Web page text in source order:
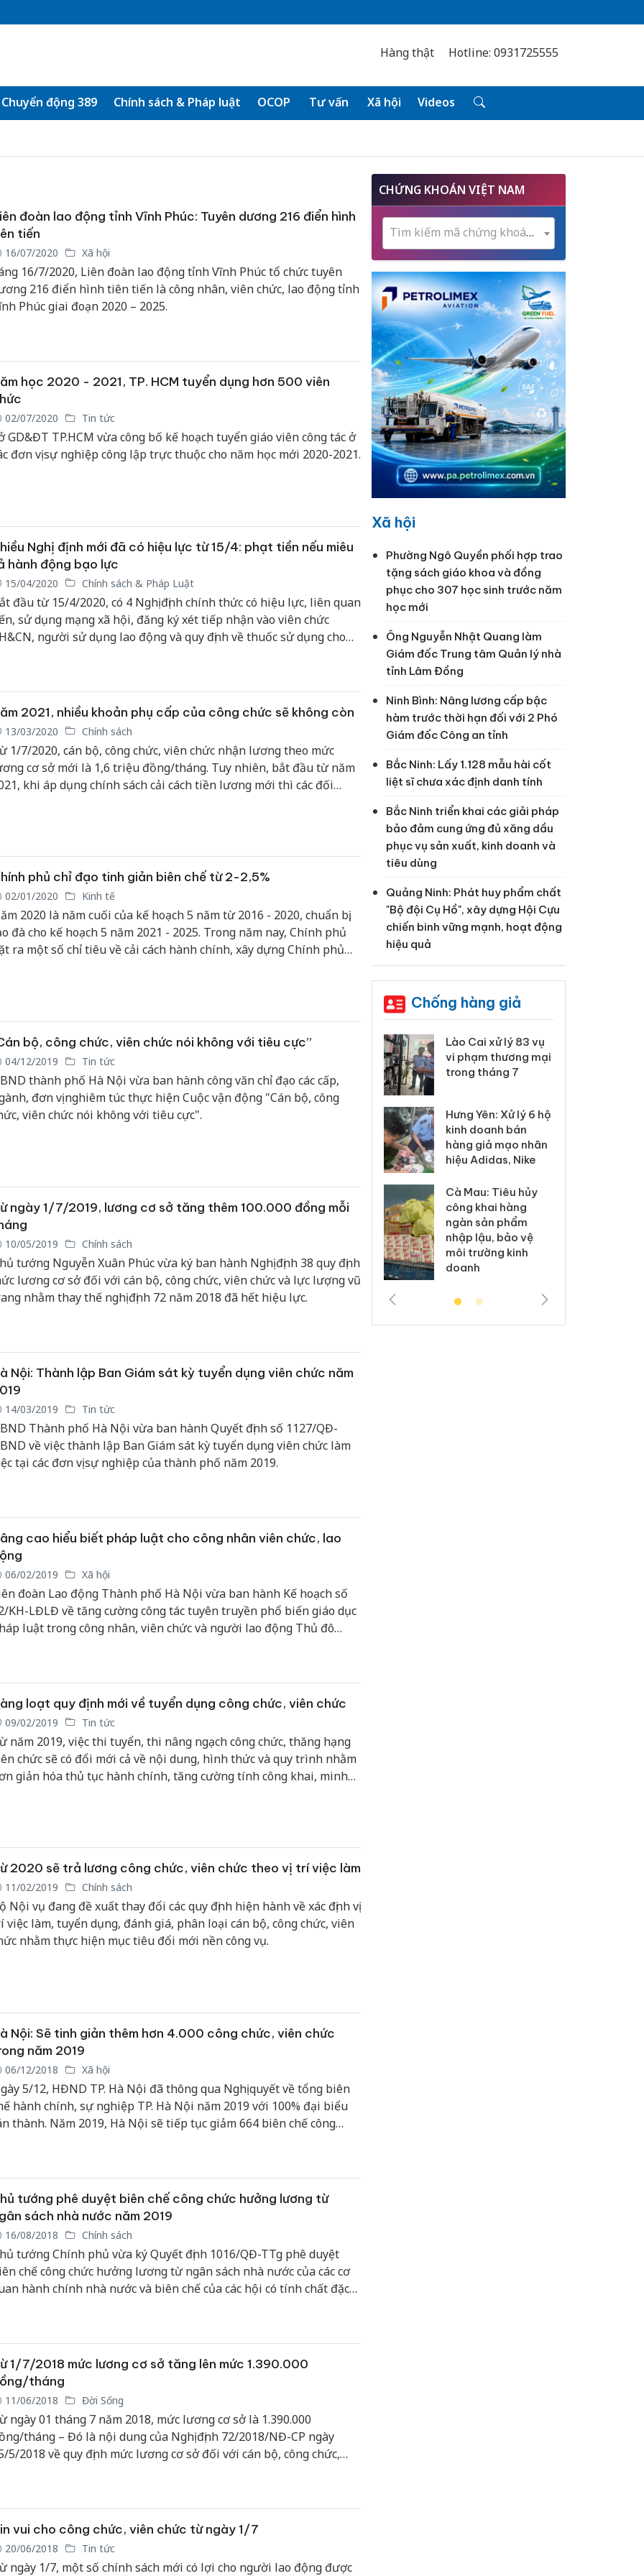
Hàng thật Hotline: 0931725555
Chuyển động 389 Chính sách & Pháp luật OCOP Tư vấn Xã hội Videos
đoàn lao động tỉnh Vĩnh Phúc: Tuyên dương 216 điển hình
tiến
16/07/2020 Xã hội
16/7/2020, Liên đoàn lao động tỉnh Vĩnh Phúc tổ chức tuyên
216 điển hình tiên tiến là công nhân, viên chức, lao động tỉnh
Phúc giai đoạn 2020 – 2025.
học 2020 - 2021, TP. HCM tuyển dụng hơn 500 viên
02/07/2020 Tin tức
GD&ĐT TP.HCM vừa công bố kế hoạch tuyển giáo viên công tác ở
đơn vị sự nghiệp công lập trực thuộc cho năm học mới 2020-2021.
Nghị định mới đã có hiệu lực từ 15/4: phạt tiền nếu miêu
hành động bạo lực
15/04/2020 Chính sách & Pháp Luật
đầu từ 15/4/2020, có 4 Nghị định chính thức có hiệu lực, liên quan
sử dụng mạng xã hội, đăng ký xét tiếp nhận vào viên chức
người sử dụng lao động và quy định về thuốc sử dụng cho
2021, nhiều khoản phụ cấp của công chức sẽ không còn
13/03/2020 Chính sách
1/7/2020, cán bộ, công chức, viên chức nhận lương theo mức
cơ sở mới là 1,6 triệu đồng/tháng. Tuy nhiên, bắt đầu từ năm
khi áp dụng chính sách cải cách tiền lương mới thì các đối
phủ chỉ đạo tinh giản biên chế từ 2-2,5%
02/01/2020 Kinh tế
2020 là năm cuối của kế hoạch 5 năm từ 2016 - 2020, chuẩn bị,
đà cho kế hoạch 5 năm 2021 - 2025. Trong năm nay, Chính phủ
ra một số chỉ tiêu về cải cách hành chính, xây dựng Chính phủ
bộ, công chức, viên chức nói không với tiêu cực”
04/12/2019 Tin tức
thành phố Hà Nội vừa ban hành công văn chỉ đạo các cấp,
đơn vị nghiêm túc thực hiện Cuộc vận động "Cán bộ, công
viên chức nói không với tiêu cực".
ngày 1/7/2019, lương cơ sở tăng thêm 100.000 đồng mỗi
10/05/2019 Chính sách
tướng Nguyễn Xuân Phúc vừa ký ban hành Nghị định 38 quy định
lương cơ sở đối với cán bộ, công chức, viên chức và lực lượng vũ
nhằm thay thế nghị định 72 năm 2018 đã hết hiệu lực.
Nội: Thành lập Ban Giám sát kỳ tuyển dụng viên chức năm
14/03/2019 Tin tức
Thành phố Hà Nội vừa ban hành Quyết định số 1127/QĐ-
về việc thành lập Ban Giám sát kỳ tuyển dụng viên chức làm
tại các đơn vị sự nghiệp của thành phố năm 2019.
cao hiểu biết pháp luật cho công nhân viên chức, lao
06/02/2019 Xã hội
đoàn Lao động Thành phố Hà Nội vừa ban hành Kế hoạch số
KH-LĐLĐ về tăng cường công tác tuyên truyền phổ biến giáo dục
luật trong công nhân, viên chức và người lao động Thủ đô
loạt quy định mới về tuyển dụng công chức, viên chức
09/02/2019 Tin tức
năm 2019, việc thi tuyển, thi nâng ngạch công chức, thăng hạng
chức sẽ có đổi mới cả về nội dung, hình thức và quy trình nhằm
giản hóa thủ tục hành chính, tăng cường tính công khai, minh
2020 sẽ trả lương công chức, viên chức theo vị trí việc làm
11/02/2019 Chính sách
Nội vụ đang đề xuất thay đổi các quy định hiện hành về xác định vị
việc làm, tuyển dụng, đánh giá, phân loại cán bộ, công chức, viên
nhằm thực hiện mục tiêu đổi mới nền công vụ.
Nội: Sẽ tinh giản thêm hơn 4.000 công chức, viên chức
năm 2019
06/12/2018 Xã hội
5/12, HĐND TP. Hà Nội đã thông qua Nghị quyết về tổng biên
hành chính, sự nghiệp TP. Hà Nội năm 2019 với 100% đại biểu
thành. Năm 2019, Hà Nội sẽ tiếp tục giảm 664 biên chế công
tướng phê duyệt biên chế công chức hưởng lương từ
sách nhà nước năm 2019
16/08/2018 Chính sách
tướng Chính phủ vừa ký Quyết định 1016/QĐ-TTg phê duyệt
chế công chức hưởng lương từ ngân sách nhà nước của các cơ
hành chính nhà nước và biên chế của các hội có tính chất đặc
1/7/2018 mức lương cơ sở tăng lên mức 1.390.000
tháng
11/06/2018 Đời Sống
ngày 01 tháng 7 năm 2018, mức lương cơ sở là 1.390.000
tháng – Đó là nội dung của Nghị định 72/2018/NĐ-CP ngày
5/2018 về quy định mức lương cơ sở đối với cán bộ, công chức,
vui cho công chức, viên chức từ ngày 1/7
20/06/2018 Tin tức
ngày 1/7, một số chính sách mới có lợi cho người lao động được
CHỨNG KHOÁN VIỆT NAM
Tìm kiếm mã chứng khoán...
Xã hội
Phường Ngô Quyền phối hợp trao
tặng sách giáo khoa và đồng
phục cho 307 học sinh trước năm
học mới
Ông Nguyễn Nhật Quang làm
Giám đốc Trung tâm Quản lý nhà
tỉnh Lâm Đồng
Ninh Bình: Nâng lương cấp bậc
hàm trước thời hạn đối với 2 Phó
Giám đốc Công an tỉnh
Bắc Ninh: Lấy 1.128 mẫu hài cốt
liệt sĩ chưa xác định danh tính
Bắc Ninh triển khai các giải pháp
bảo đảm cung ứng đủ xăng dầu
phục vụ sản xuất, kinh doanh và
tiêu dùng
Quảng Ninh: Phát huy phẩm chất
"Bộ đội Cụ Hồ", xây dựng Hội Cựu
chiến binh vững mạnh, hoạt động
hiệu quả
Chống hàng giả
Công an Thanh Hóa
án sản xuất, buôn
bán yến sào giả
chủ mưu đường dây
thú
Lào Cai xử lý 83 vụ
vi phạm thương mại
trong tháng 7
Hưng Yên: Xử lý 6 hộ
kinh doanh bán
hàng giả mạo nhãn
hiệu Adidas, Nike
Cà Mau: Tiêu hủy
công khai hàng
ngàn sản phẩm
nhập lậu, bảo vệ
môi trường kinh
doanh